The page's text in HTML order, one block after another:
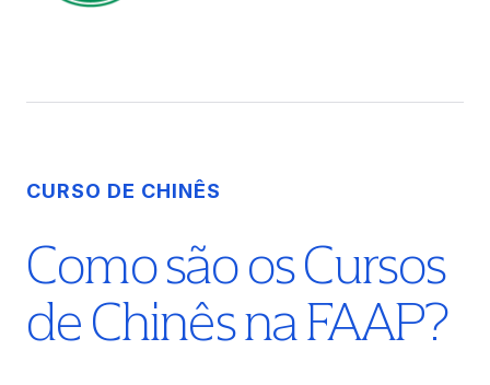
CURSO DE CHINÊS
Como são os Cursos
de Chinês na FAAP?